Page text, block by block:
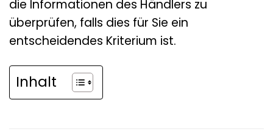
die Informationen des Händlers zu
überprüfen, falls dies für Sie ein
entscheidendes Kriterium ist.
Inhalt